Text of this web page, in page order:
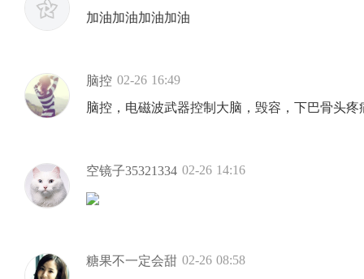
加油加油加油加油
脑控 02-26 16:49
脑控，电磁波武器控制大脑，毁容，下巴骨头疼
空镜子35321334 02-26 14:16
糖果不一定会甜 02-26 08:58